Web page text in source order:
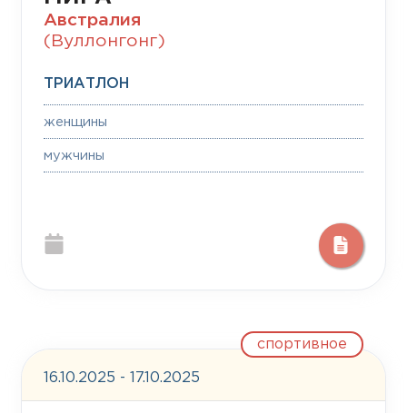
Австралия
(Вуллонгонг)
ТРИАТЛОН
женщины
мужчины
16.10.2025 - 17.10.2025
спортивное